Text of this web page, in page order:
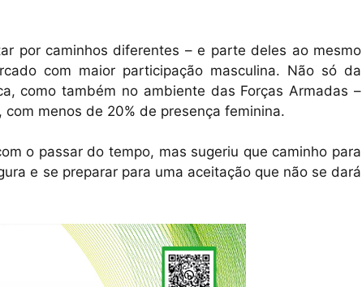
por caminhos diferentes – e parte deles ao mesmo
com maior participação masculina. Não só da
como também no ambiente das Forças Armadas –
menos de 20% de presença feminina.
o passar do tempo, mas sugeriu que caminho para
e se preparar para uma aceitação que não se dará